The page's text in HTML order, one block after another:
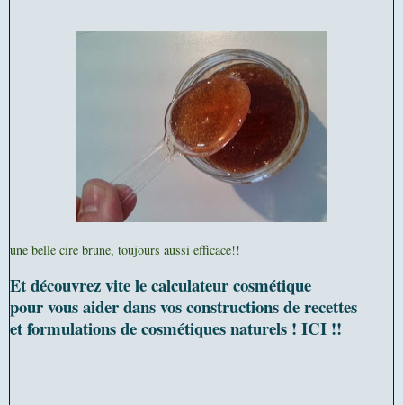
une belle cire brune, toujours aussi efficace!!
Et découvrez vite le calculateur cosmétique
pour vous aider dans vos constructions de recettes
et formulations de cosmétiques naturels ! ICI !!